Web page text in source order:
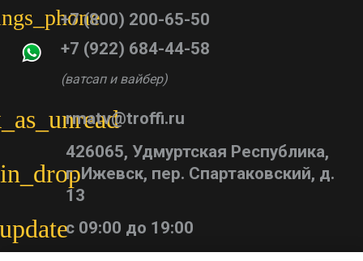
+7 (800) 200-65-50
+7 (922) 684-44-58
(ватсап и вайбер)
rmatv@troffi.ru
426065, Удмуртская Республика,
г. Ижевск, пер. Спартаковский, д.
13
updateс 09:00 до 19:00